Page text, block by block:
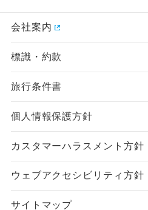
会社案内
標識・約款
旅行条件書
個人情報保護方針
カスタマーハラスメント方針
ウェブアクセシビリティ方針
サイトマップ